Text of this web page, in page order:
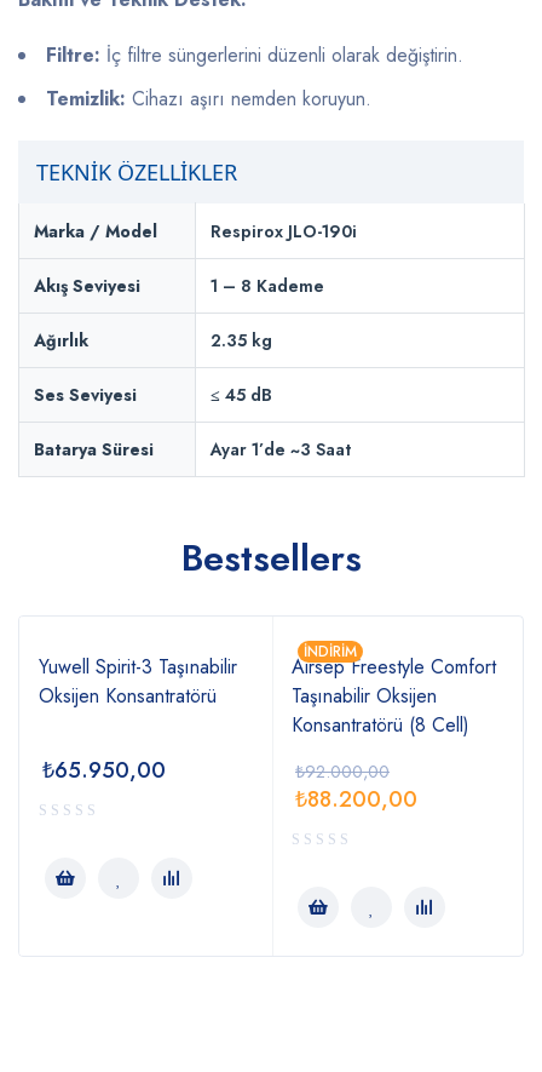
Filtre: İç filtre süngerlerini düzenli olarak değiştirin.
Temizlik: Cihazı aşırı nemden koruyun.
TEKNİK ÖZELLİKLER
Marka / Model Respirox JLO-190i
Akış Seviyesi 1 – 8 Kademe
Ağırlık 2.35 kg
Ses Seviyesi ≤ 45 dB
Batarya Süresi Ayar 1’de ~3 Saat
Bestsellers
Yuwell Spirit-3 Taşınabilir
Oksijen Konsantratörü
₺65.950,00
İNDIRIM
Airsep Freestyle Comfort
Taşınabilir Oksijen
Konsantratörü (8 Cell)
₺92.000,00
₺88.200,00